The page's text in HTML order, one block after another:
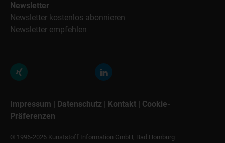
Newsletter
Newsletter kostenlos abonnieren
Newsletter empfehlen
Impressum | Datenschutz | Kontakt | Cookie-
Präferenzen
© 1996-2026 Kunststoff Information GmbH, Bad Homburg